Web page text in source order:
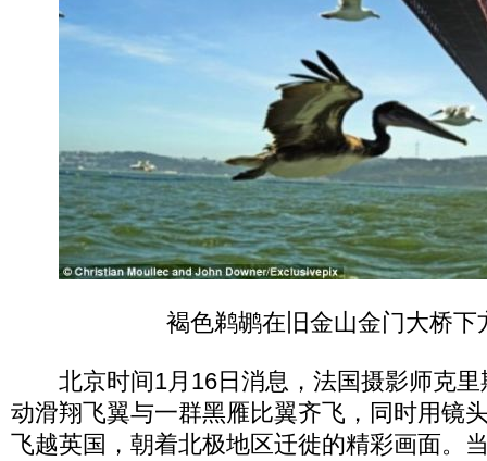
褐色鹈鹕在旧金山金门大桥下
北京时间1月16日消息，法国摄影师克里
动滑翔飞翼与一群黑雁比翼齐飞，同时用镜
飞越英国，朝着北极地区迁徙的精彩画面。